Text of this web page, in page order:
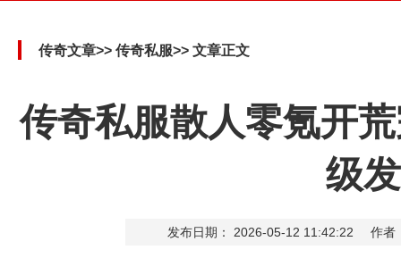
传奇文章>> 传奇私服>> 文章正文
传奇私服散人零氪开
级
发布日期： 2026-05-12 11:42:22 作者